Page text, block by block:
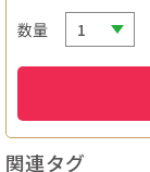
数量
関連タグ